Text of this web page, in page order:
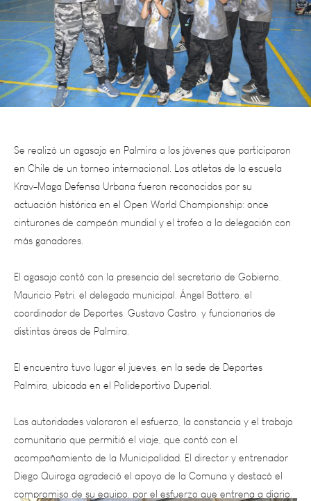
Se realizó un agasajo en Palmira a los jóvenes que participaron
en Chile de un torneo internacional. Los atletas de la escuela
Krav-Maga Defensa Urbana fueron reconocidos por su
actuación histórica en el Open World Championship: once
cinturones de campeón mundial y el trofeo a la delegación con
más ganadores.
El agasajo contó con la presencia del secretario de Gobierno,
Mauricio Petri, el delegado municipal, Ángel Bottero, el
coordinador de Deportes, Gustavo Castro, y funcionarios de
distintas áreas de Palmira.
El encuentro tuvo lugar el jueves, en la sede de Deportes
Palmira, ubicada en el Polideportivo Duperial.
Las autoridades valoraron el esfuerzo, la constancia y el trabajo
comunitario que permitió el viaje, que contó con el
acompañamiento de la Municipalidad. El director y entrenador
Diego Quiroga agradeció el apoyo de la Comuna y destacó el
compromiso de su equipo, por el esfuerzo que entrena a diario.